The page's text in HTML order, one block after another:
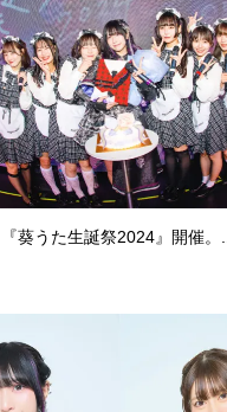
葵うた生誕祭2024』開催。...